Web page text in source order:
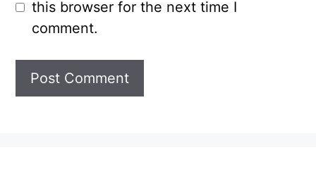
this browser for the next time I
comment.